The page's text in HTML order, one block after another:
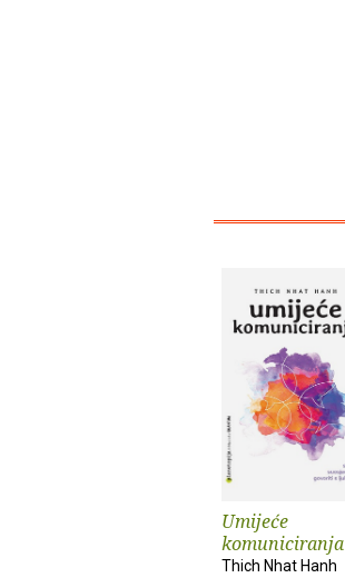
Umijeće
komuniciranja
Thich Nhat Hanh